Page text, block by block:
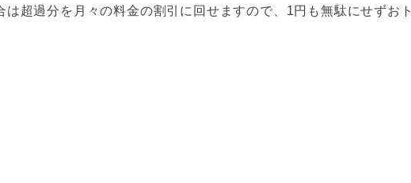
は超過分を月々の料金の割引に回せますので、1円も無駄にせずおト